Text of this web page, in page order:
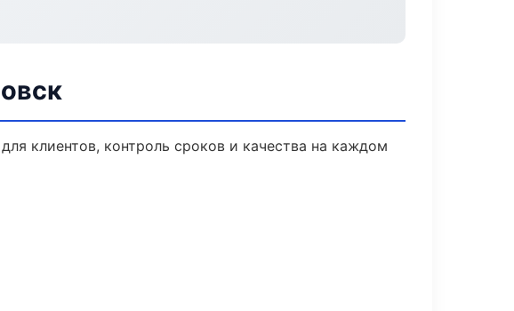
клиентов, контроль сроков и качества на каждом